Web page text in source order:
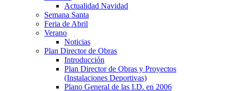
Actualidad Navidad
Semana Santa
Feria de Abril
Verano
Noticias
Plan Director de Obras
Introducción
Plan Director de Obras y Proyectos
(Instalaciones Deportivas)
Plano General de las I.D. en 2006